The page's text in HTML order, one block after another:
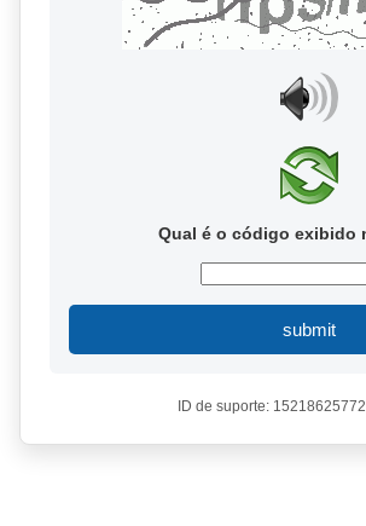
Qual é o código exibido
submit
ID de suporte: